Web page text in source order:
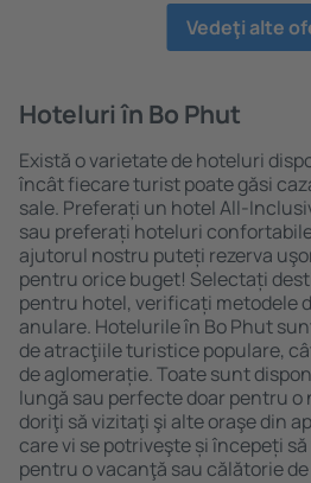
Vedeţi alte
Hoteluri în Bo Phut
Există o varietate de hoteluri
încât fiecare turist poate găsi
sale. Preferați un hotel All-
sau preferați hoteluri
ajutorul nostru puteți rezerva
pentru orice buget! Selectați
pentru hotel, verificați metodele
anulare. Hotelurile în Bo Phut
de atracţiile turistice populare,
de aglomerație. Toate sunt
lungă sau perfecte doar pentru
doriţi să vizitaţi şi alte oraşe din
care vi se potriveşte și începeți
pentru o vacanţă sau călătorie